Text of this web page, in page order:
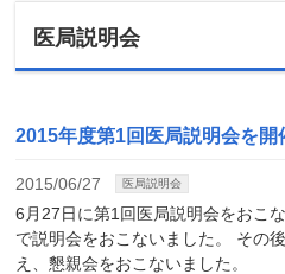
医局説明会
2015年度第1回医局説明会を開
2015/06/27 医局説明会
6月27日に第1回医局説明会をおこ
で説明会をおこないました。 その
え、懇親会をおこないました。